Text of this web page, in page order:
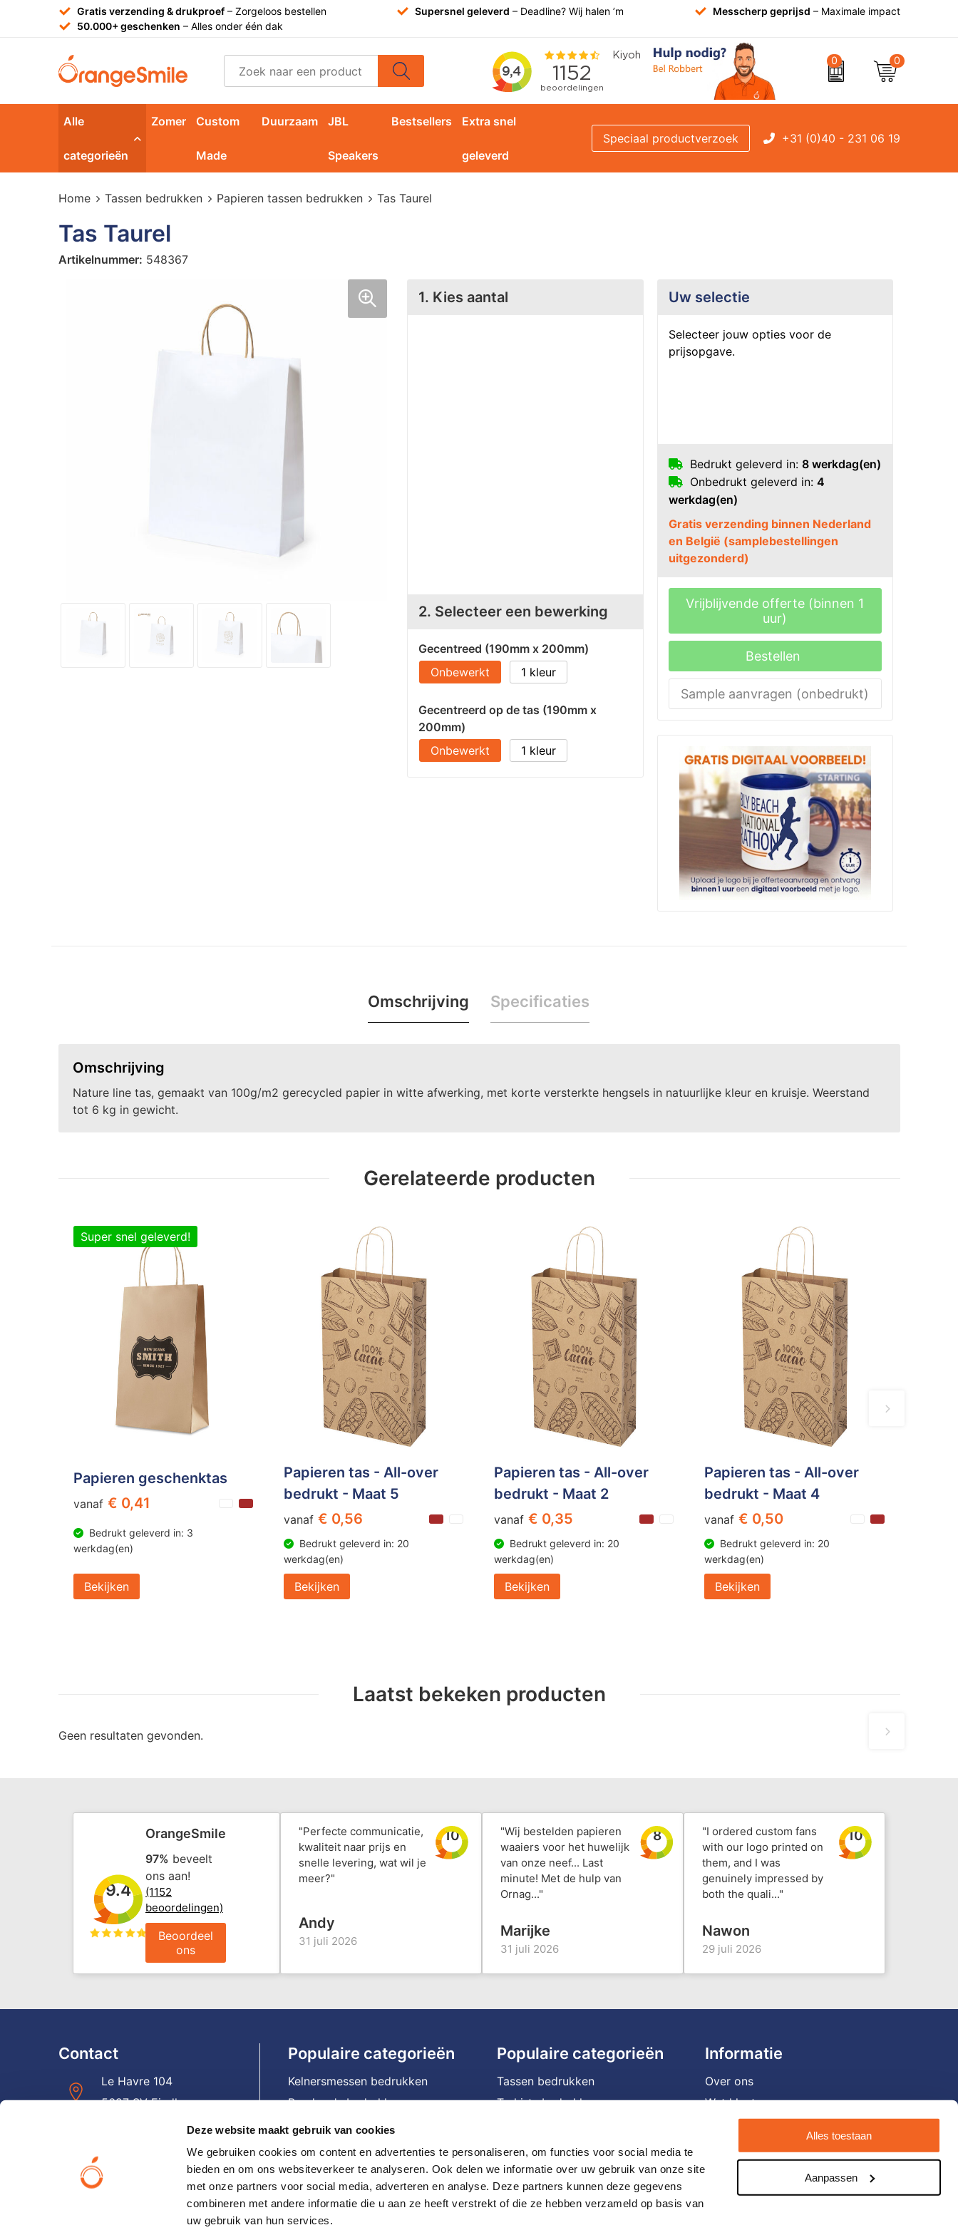
Deze website maakt gebruik van cookies
We gebruiken cookies om content en advertenties te personaliseren, om functies voor social media te
bieden en om ons websiteverkeer te analyseren. Ook delen we informatie over uw gebruik van onze site
met onze partners voor social media, adverteren en analyse. Deze partners kunnen deze gegevens
combineren met andere informatie die u aan ze heeft verstrekt of die ze hebben verzameld op basis van
uw gebruik van hun services.
Alles toestaan
Aanpassen
Gratis verzending & drukproef– Zorgeloos bestellen Supersnel geleverd – Deadline? Wij halen ’m Messcherp geprijsd – Maximale impact
50.000+ geschenken – Alles onder één dak
0 0
Alle
categorieën
Zomer Custom
Made
Duurzaam JBL
Speakers
Bestsellers Extra snel
geleverd
Speciaal productverzoek +31 (0)40 - 231 06 19
Home Tassen bedrukken Papieren tassen bedrukken Tas Taurel
Tas Taurel
Artikelnummer: 548367
1. Kies aantal
2. Selecteer een bewerking
Gecentreed (190mm x 200mm)
Onbewerkt
1
Gecentreerd op de tas (190mm x
200mm)
Onbewerkt
1
Uw selectie
Selecteer jouw opties voor de
prijsopgave.
Bedrukt geleverd in: 8 werkdag(en)
Onbedrukt geleverd in: 4
werkdag(en)
Gratis verzending binnen Nederland
en België (samplebestellingen
uitgezonderd)
Vrijblijvende offerte (binnen 1
uur)
Bestellen
Sample aanvragen (onbedrukt)
Omschrijving Specificaties
Omschrijving
Nature line tas, gemaakt van 100g/m2 gerecycled papier in witte afwerking, met korte versterkte hengsels in natuurlijke kleur en kruisje. Weerstand
tot 6 kg in gewicht.
Gerelateerde producten
Super snel geleverd!
Papieren geschenktas
vanaf € 0,41
Bedrukt geleverd in: 3
werkdag(en)
Bekijken
Papieren tas - All-over
bedrukt - Maat 5
vanaf € 0,56
Bedrukt geleverd in: 20
werkdag(en)
Bekijken
Papieren tas - All-over
bedrukt - Maat 2
vanaf € 0,35
Bedrukt geleverd in: 20
werkdag(en)
Bekijken
Papieren tas - All-over
bedrukt - Maat 4
vanaf € 0,50
Bedrukt geleverd in: 20
werkdag(en)
Bekijken
Laatst bekeken producten
Geen resultaten gevonden.
9.4
OrangeSmile
97% beveelt
ons aan!
(1152
beoordelingen)
Beoordeel
ons
"Perfecte communicatie,
kwaliteit naar prijs en
snelle levering, wat wil je
meer?"
10
Andy
31 juli 2026
"Wij bestelden papieren
waaiers voor het huwelijk
van onze neef... Last
minute! Met de hulp van
Ornag..."
8
Marijke
31 juli 2026
"I ordered custom fans
with our logo printed on
them, and I was
genuinely impressed by
both the quali..."
10
Nawon
29 juli 2026
Contact
Le Havre 104
5627 SV Eindhoven
+31(0)40 – 231 06 19
info@orangesmile.nl
Neem direct contact op
Populaire categorieën
Kelnersmessen bedrukken
Bandana's bedrukken
Pantoffels bedrukken
Reistassen bedrukken
Laptophoezen bedrukken
Emaille mokken bedrukken
Hoeden bedrukken
Populaire categorieën
Tassen bedrukken
T-shirts bedrukken
Bedrukte powerbanks
Speakers bedrukken
Bedrukte caps
Balpennen bedrukken
Informatie
Over ons
Wat klanten zeggen
Vacatures